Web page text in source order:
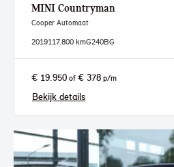
MINI Countryman
Cooper Automaat
2019117.800 kmG240BG
€ 19.950 of € 378 p/m
Bekijk details